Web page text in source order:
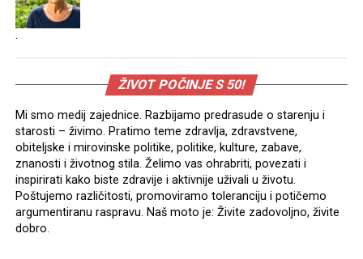
.
ŽIVOT POČINJE S 50!
Mi smo medij zajednice. Razbijamo predrasude o starenju i
starosti – živimo. Pratimo teme zdravlja, zdravstvene,
obiteljske i mirovinske politike, politike, kulture, zabave,
znanosti i životnog stila. Želimo vas ohrabriti, povezati i
inspirirati kako biste zdravije i aktivnije uživali u životu.
Poštujemo različitosti, promoviramo toleranciju i potičemo
argumentiranu raspravu. Naš moto je: Živite zadovoljno, živite
dobro.